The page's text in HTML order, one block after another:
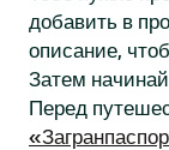
добавить в
описание,
Затем начинай
Перед